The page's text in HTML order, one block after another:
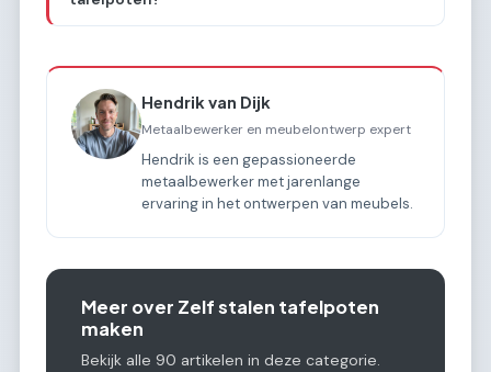
Hendrik van Dijk
Metaalbewerker en meubelontwerp expert
Hendrik is een gepassioneerde
metaalbewerker met jarenlange
ervaring in het ontwerpen van meubels.
Meer over Zelf stalen tafelpoten
maken
Bekijk alle 90 artikelen in deze categorie.